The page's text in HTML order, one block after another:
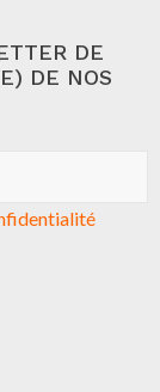
DE
DE NOS